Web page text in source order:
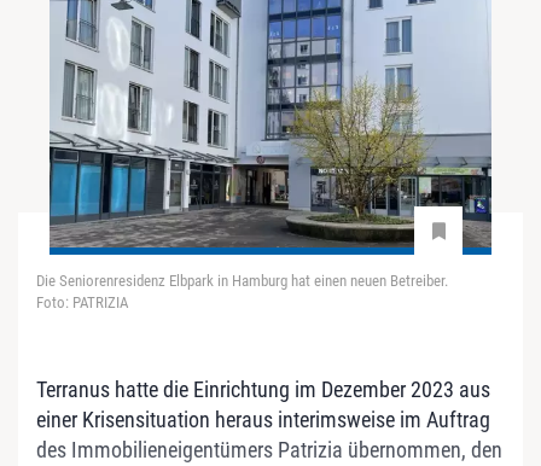
Die Seniorenresidenz Elbpark in Hamburg hat einen neuen Betreiber.
Foto: PATRIZIA
Terranus hatte die Einrichtung im Dezember 2023 aus
einer Krisensituation heraus interimsweise im Auftrag
des Immobilieneigentümers Patrizia übernommen, den